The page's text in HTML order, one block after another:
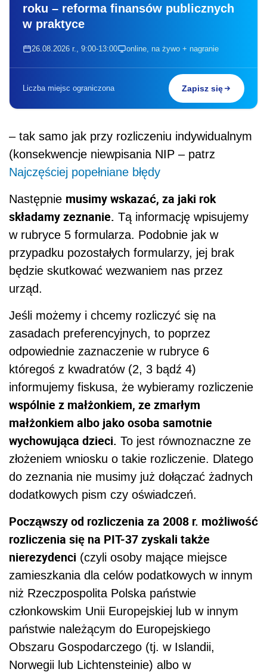
roku – reforma finansów publicznych
w praktyce
26.08.2026 r., 9:00-13:00 online, na żywo + nagranie
Liczba miejsc ograniczona Zapisz się
– tak samo jak przy rozliczeniu indywidualnym
(konsekwencje niewpisania NIP – patrz
Najczęściej popełniane błędy
Następnie musimy wskazać, za jaki rok
składamy zeznanie. Tą informację wpisujemy
w rubryce 5 formularza. Podobnie jak w
przypadku pozostałych formularzy, jej brak
będzie skutkować wezwaniem nas przez
urząd.
Jeśli możemy i chcemy rozliczyć się na
zasadach preferencyjnych, to poprzez
odpowiednie zaznaczenie w rubryce 6
któregoś z kwadratów (2, 3 bądź 4)
informujemy fiskusa, że wybieramy rozliczenie
wspólnie z małżonkiem, ze zmarłym
małżonkiem albo jako osoba samotnie
wychowująca dzieci. To jest równoznaczne ze
złożeniem wniosku o takie rozliczenie. Dlatego
do zeznania nie musimy już dołączać żadnych
dodatkowych pism czy oświadczeń.
Począwszy od rozliczenia za 2008 r. możliwość
rozliczenia się na PIT-37 zyskali także
nierezydenci (czyli osoby mające miejsce
zamieszkania dla celów podatkowych w innym
niż Rzeczpospolita Polska państwie
członkowskim Unii Europejskiej lub w innym
państwie należącym do Europejskiego
Obszaru Gospodarczego (tj. w Islandii,
Norwegii lub Lichtensteinie) albo w